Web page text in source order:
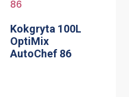
Kokgryta 100L
OptiMix
AutoChef 86